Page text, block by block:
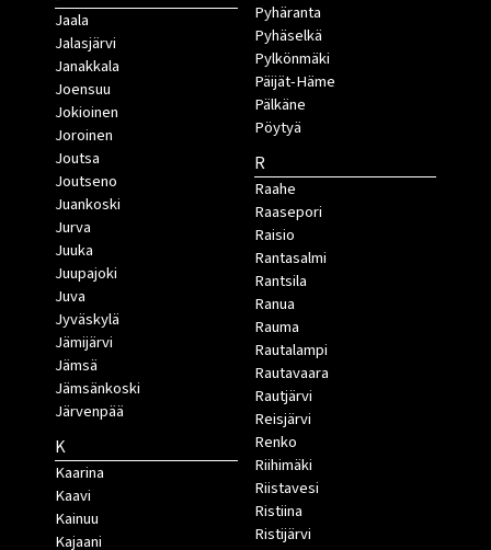
Jaala
Jalasjärvi
Janakkala
Joensuu
Jokioinen
Joroinen
Joutsa
Joutseno
Juankoski
Jurva
Juuka
Juupajoki
Juva
Jyväskylä
Jämijärvi
Jämsä
Jämsänkoski
Järvenpää
K
Kaarina
Kaavi
Kainuu
Kajaani
Pyhäranta
Pyhäselkä
Pylkönmäki
Päijät-Häme
Pälkäne
Pöytyä
R
Raahe
Raasepori
Raisio
Rantasalmi
Rantsila
Ranua
Rauma
Rautalampi
Rautavaara
Rautjärvi
Reisjärvi
Renko
Riihimäki
Riistavesi
Ristiina
Ristijärvi